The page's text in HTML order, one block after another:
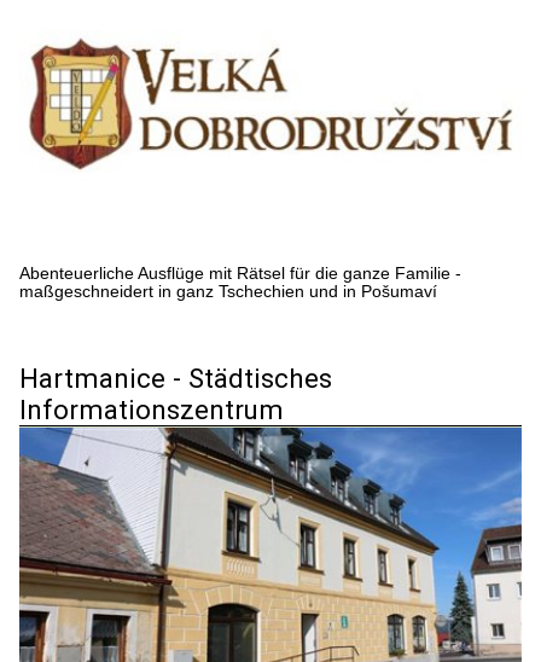
Abenteuerliche Ausflüge mit Rätsel für die ganze Familie -
maßgeschneidert in ganz Tschechien und in Pošumaví
Hartmanice - Städtisches
Informationszentrum